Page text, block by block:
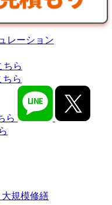
規模修繕